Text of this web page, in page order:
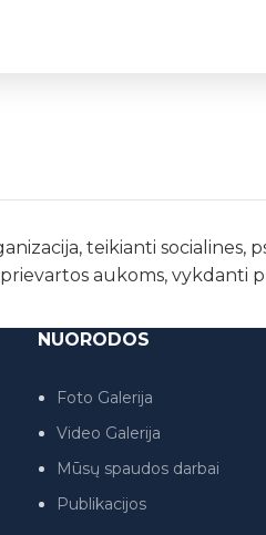
teikianti socialines,
aukoms, vykdanti
NUORODOS
Foto Galerija
Video Galerija
Mūsų spaudos darbai
Publikacijos